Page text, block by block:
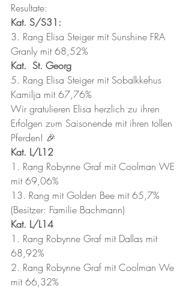
Resultate:
Kat. S/S31:
3. Rang Elisa Steiger mit Sunshine FRA
Granly mit 68,52%
Kat.  St. Georg
5. Rang Elisa Steiger mit Sobalkkehus
Kamilja mit 67,76%
Wir gratulieren Elisa herzlich zu ihren
Erfolgen zum Saisonende mit ihren tollen
Pferden! 🎉
Kat. L/L12
1. Rang Robynne Graf mit Coolman WE
mit 69,06%
13. Rang mit Golden Bee mit 65,7%
(Besitzer: Familie Bachmann)
Kat. L/L14
1. Rang Robynne Graf mit Dallas mit
68,92%
2. Rang Robynne Graf mit Coolman We
mit 66,32%